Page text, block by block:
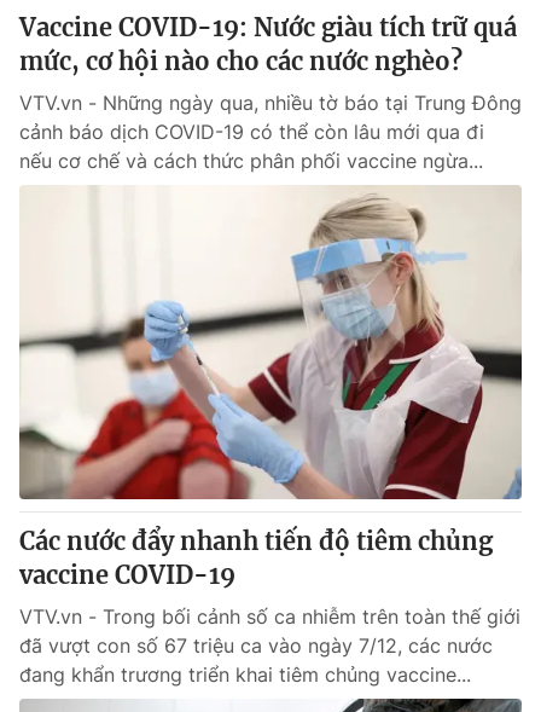
Vaccine COVID-19: Nước giàu tích trữ quá
mức, cơ hội nào cho các nước nghèo?
VTV.vn - Những ngày qua, nhiều tờ báo tại Trung Đông
cảnh báo dịch COVID-19 có thể còn lâu mới qua đi
nếu cơ chế và cách thức phân phối vaccine ngừa...
Các nước đẩy nhanh tiến độ tiêm chủng
vaccine COVID-19
VTV.vn - Trong bối cảnh số ca nhiễm trên toàn thế giới
đã vượt con số 67 triệu ca vào ngày 7/12, các nước
đang khẩn trương triển khai tiêm chủng vaccine...